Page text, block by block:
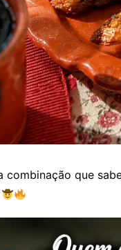
combinação que